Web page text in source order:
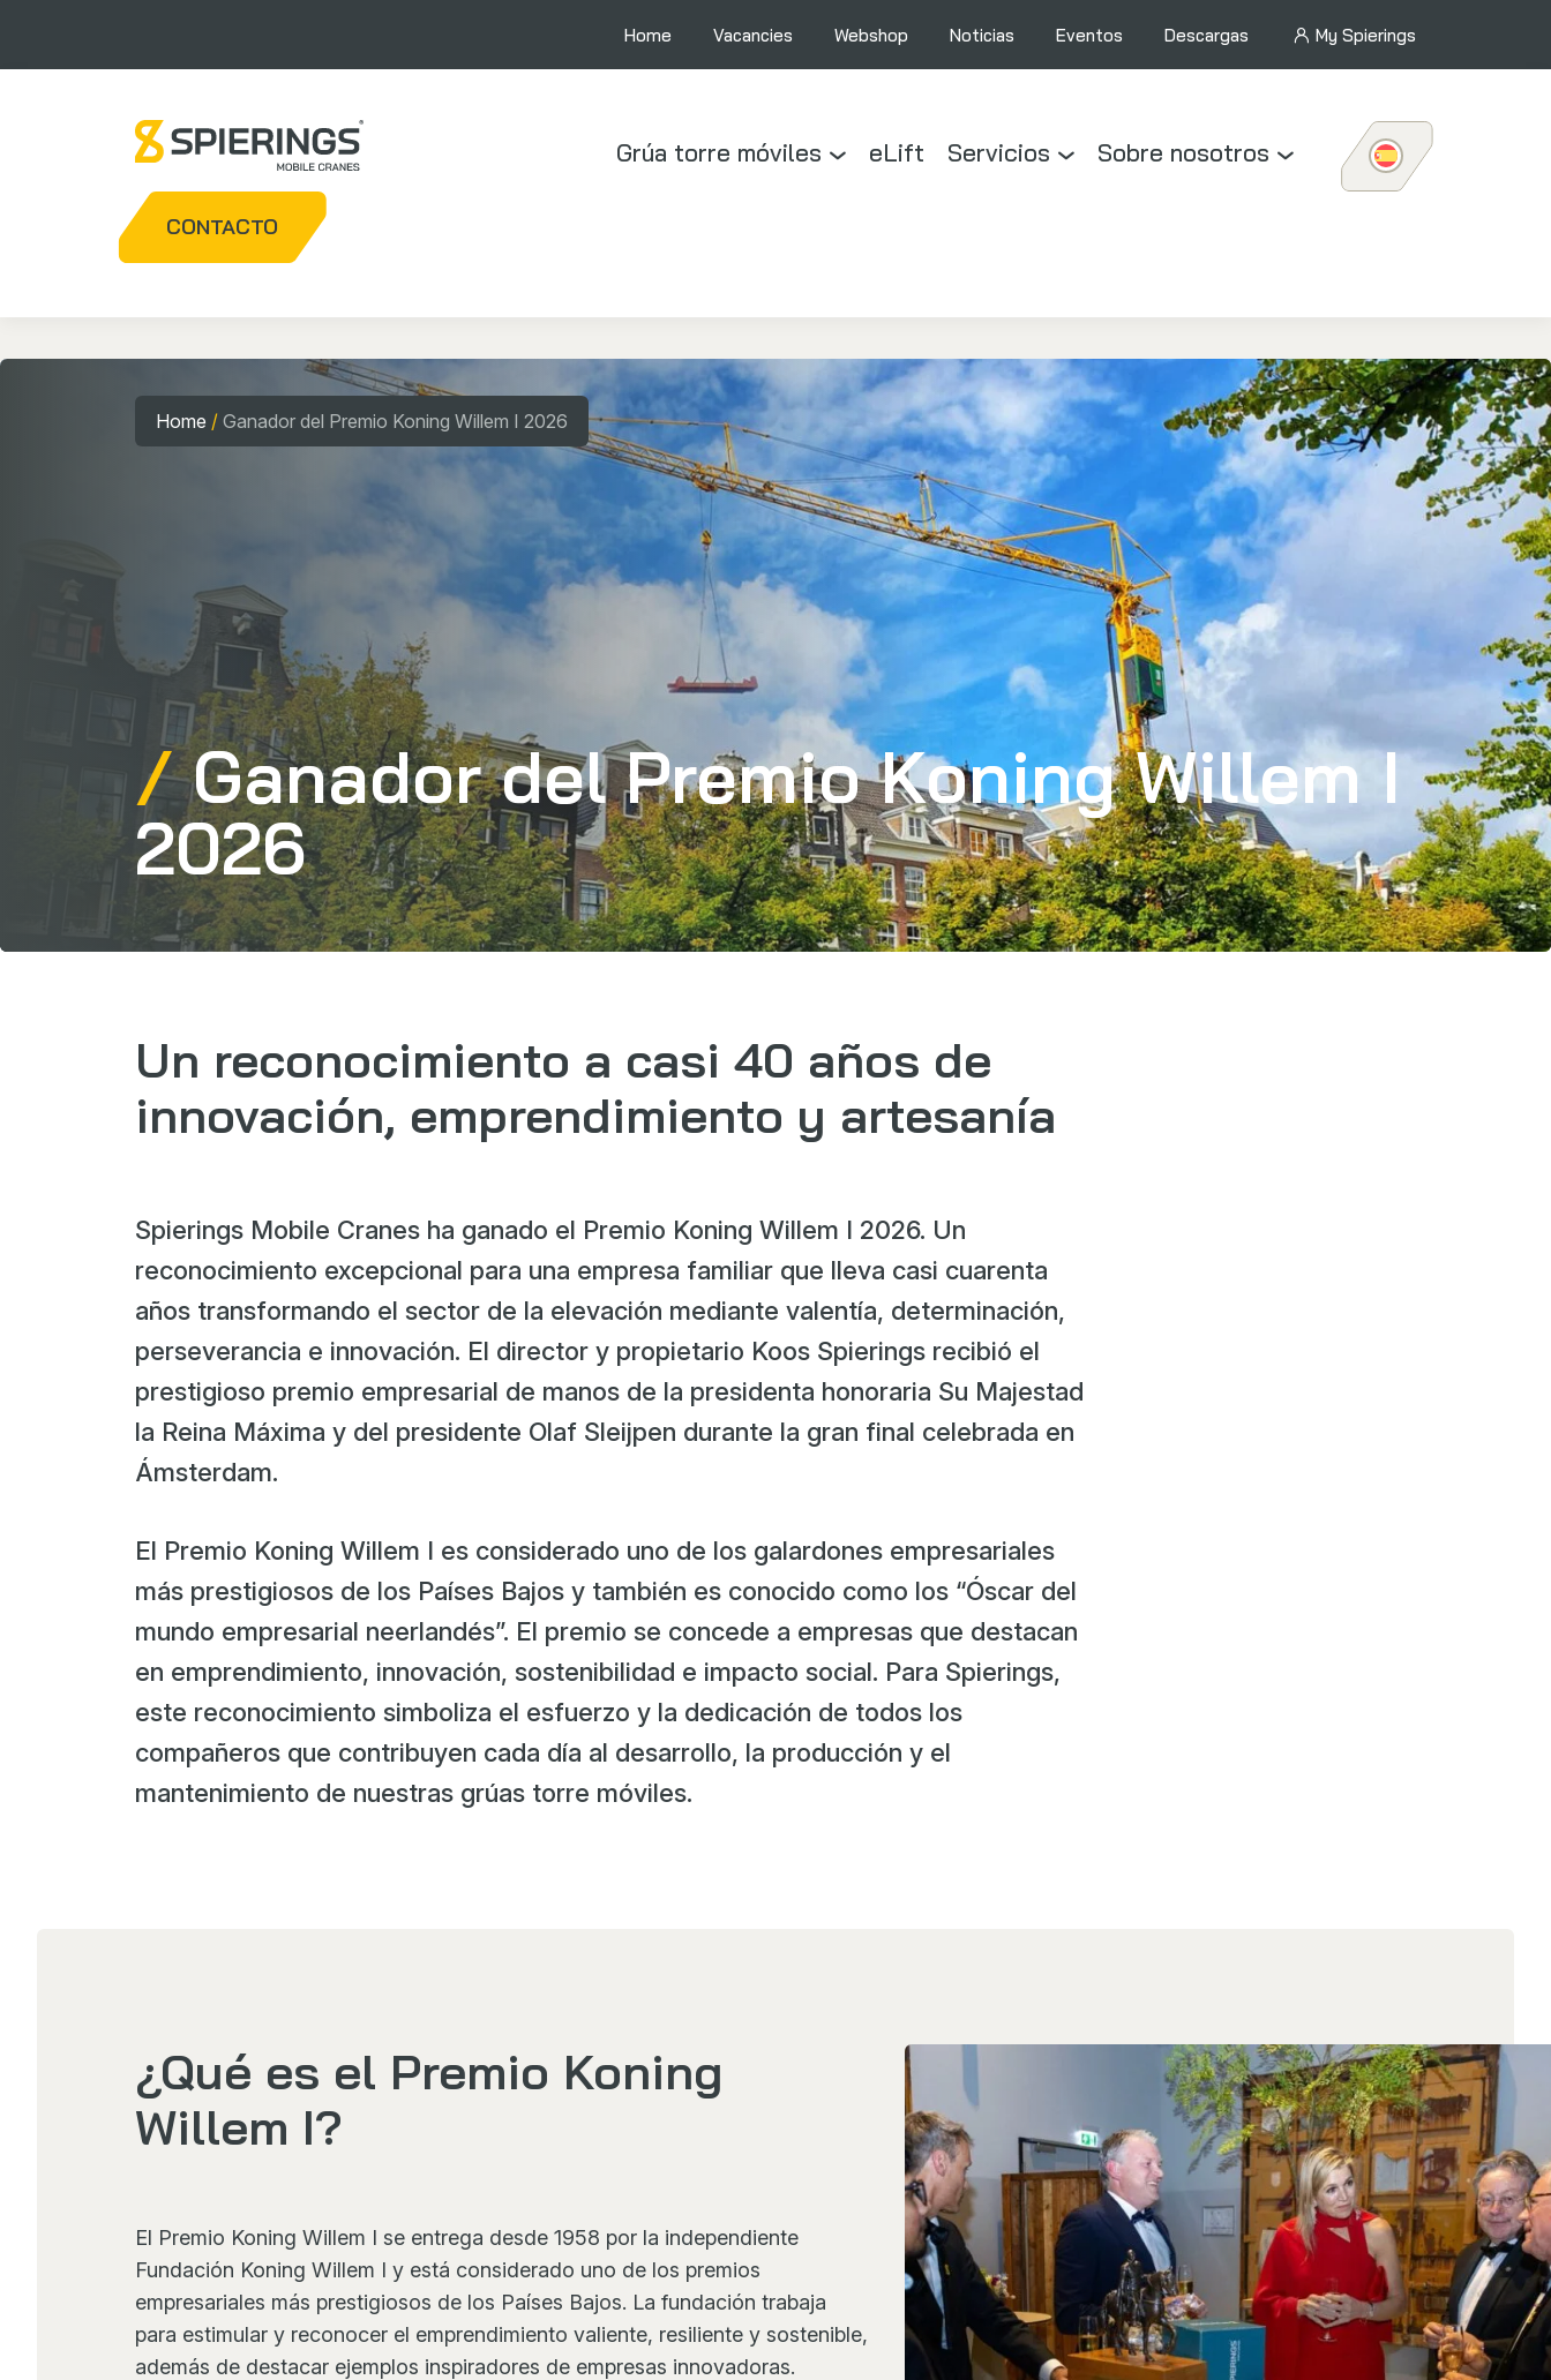
Home Vacancies Webshop Noticias Eventos Descargas My Spierings
Grúa torre móviles eLift Servicios Sobre nosotros
CONTACTO
Home / Ganador del Premio Koning Willem I 2026
Ganador del Premio Koning Willem I
2026
Un reconocimiento a casi 40 años de
innovación, emprendimiento y artesanía
Spierings Mobile Cranes ha ganado el Premio Koning Willem I 2026. Un
reconocimiento excepcional para una empresa familiar que lleva casi cuarenta
años transformando el sector de la elevación mediante valentía, determinación,
perseverancia e innovación. El director y propietario Koos Spierings recibió el
prestigioso premio empresarial de manos de la presidenta honoraria Su Majestad
la Reina Máxima y del presidente Olaf Sleijpen durante la gran final celebrada en
Ámsterdam.
El Premio Koning Willem I es considerado uno de los galardones empresariales
más prestigiosos de los Países Bajos y también es conocido como los “Óscar del
mundo empresarial neerlandés”. El premio se concede a empresas que destacan
en emprendimiento, innovación, sostenibilidad e impacto social. Para Spierings,
este reconocimiento simboliza el esfuerzo y la dedicación de todos los
compañeros que contribuyen cada día al desarrollo, la producción y el
mantenimiento de nuestras grúas torre móviles.
¿Qué es el Premio Koning
Willem I?
El Premio Koning Willem I se entrega desde 1958 por la independiente
Fundación Koning Willem I y está considerado uno de los premios
empresariales más prestigiosos de los Países Bajos. La fundación trabaja
para estimular y reconocer el emprendimiento valiente, resiliente y sostenible,
además de destacar ejemplos inspiradores de empresas innovadoras.